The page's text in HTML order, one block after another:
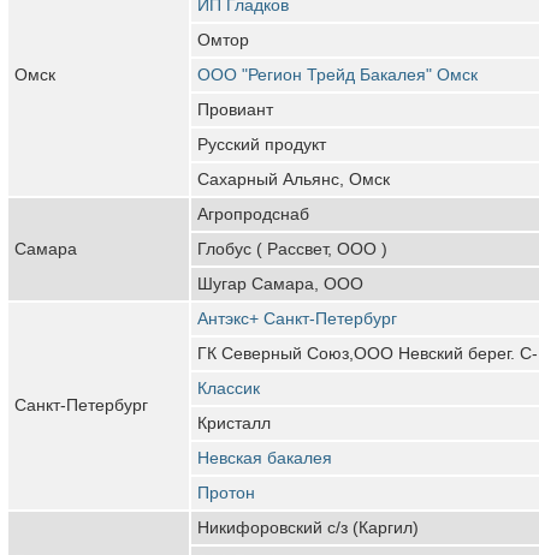
Омск
ИП Гладков
Омтор
ООО "Регион Трейд Бакалея" Омск
Провиант
Русский продукт
Сахарный Альянс, Омск
Самара
Агропродснаб
Глобус ( Рассвет, ООО )
Шугар Самара, ООО
Санкт-Петербург
Антэкс+ Санкт-Петербург
ГК Северный Союз,ООО Невский берег. С-
Классик
Кристалл
Невская бакалея
Протон
Никифоровский с/з (Каргил)